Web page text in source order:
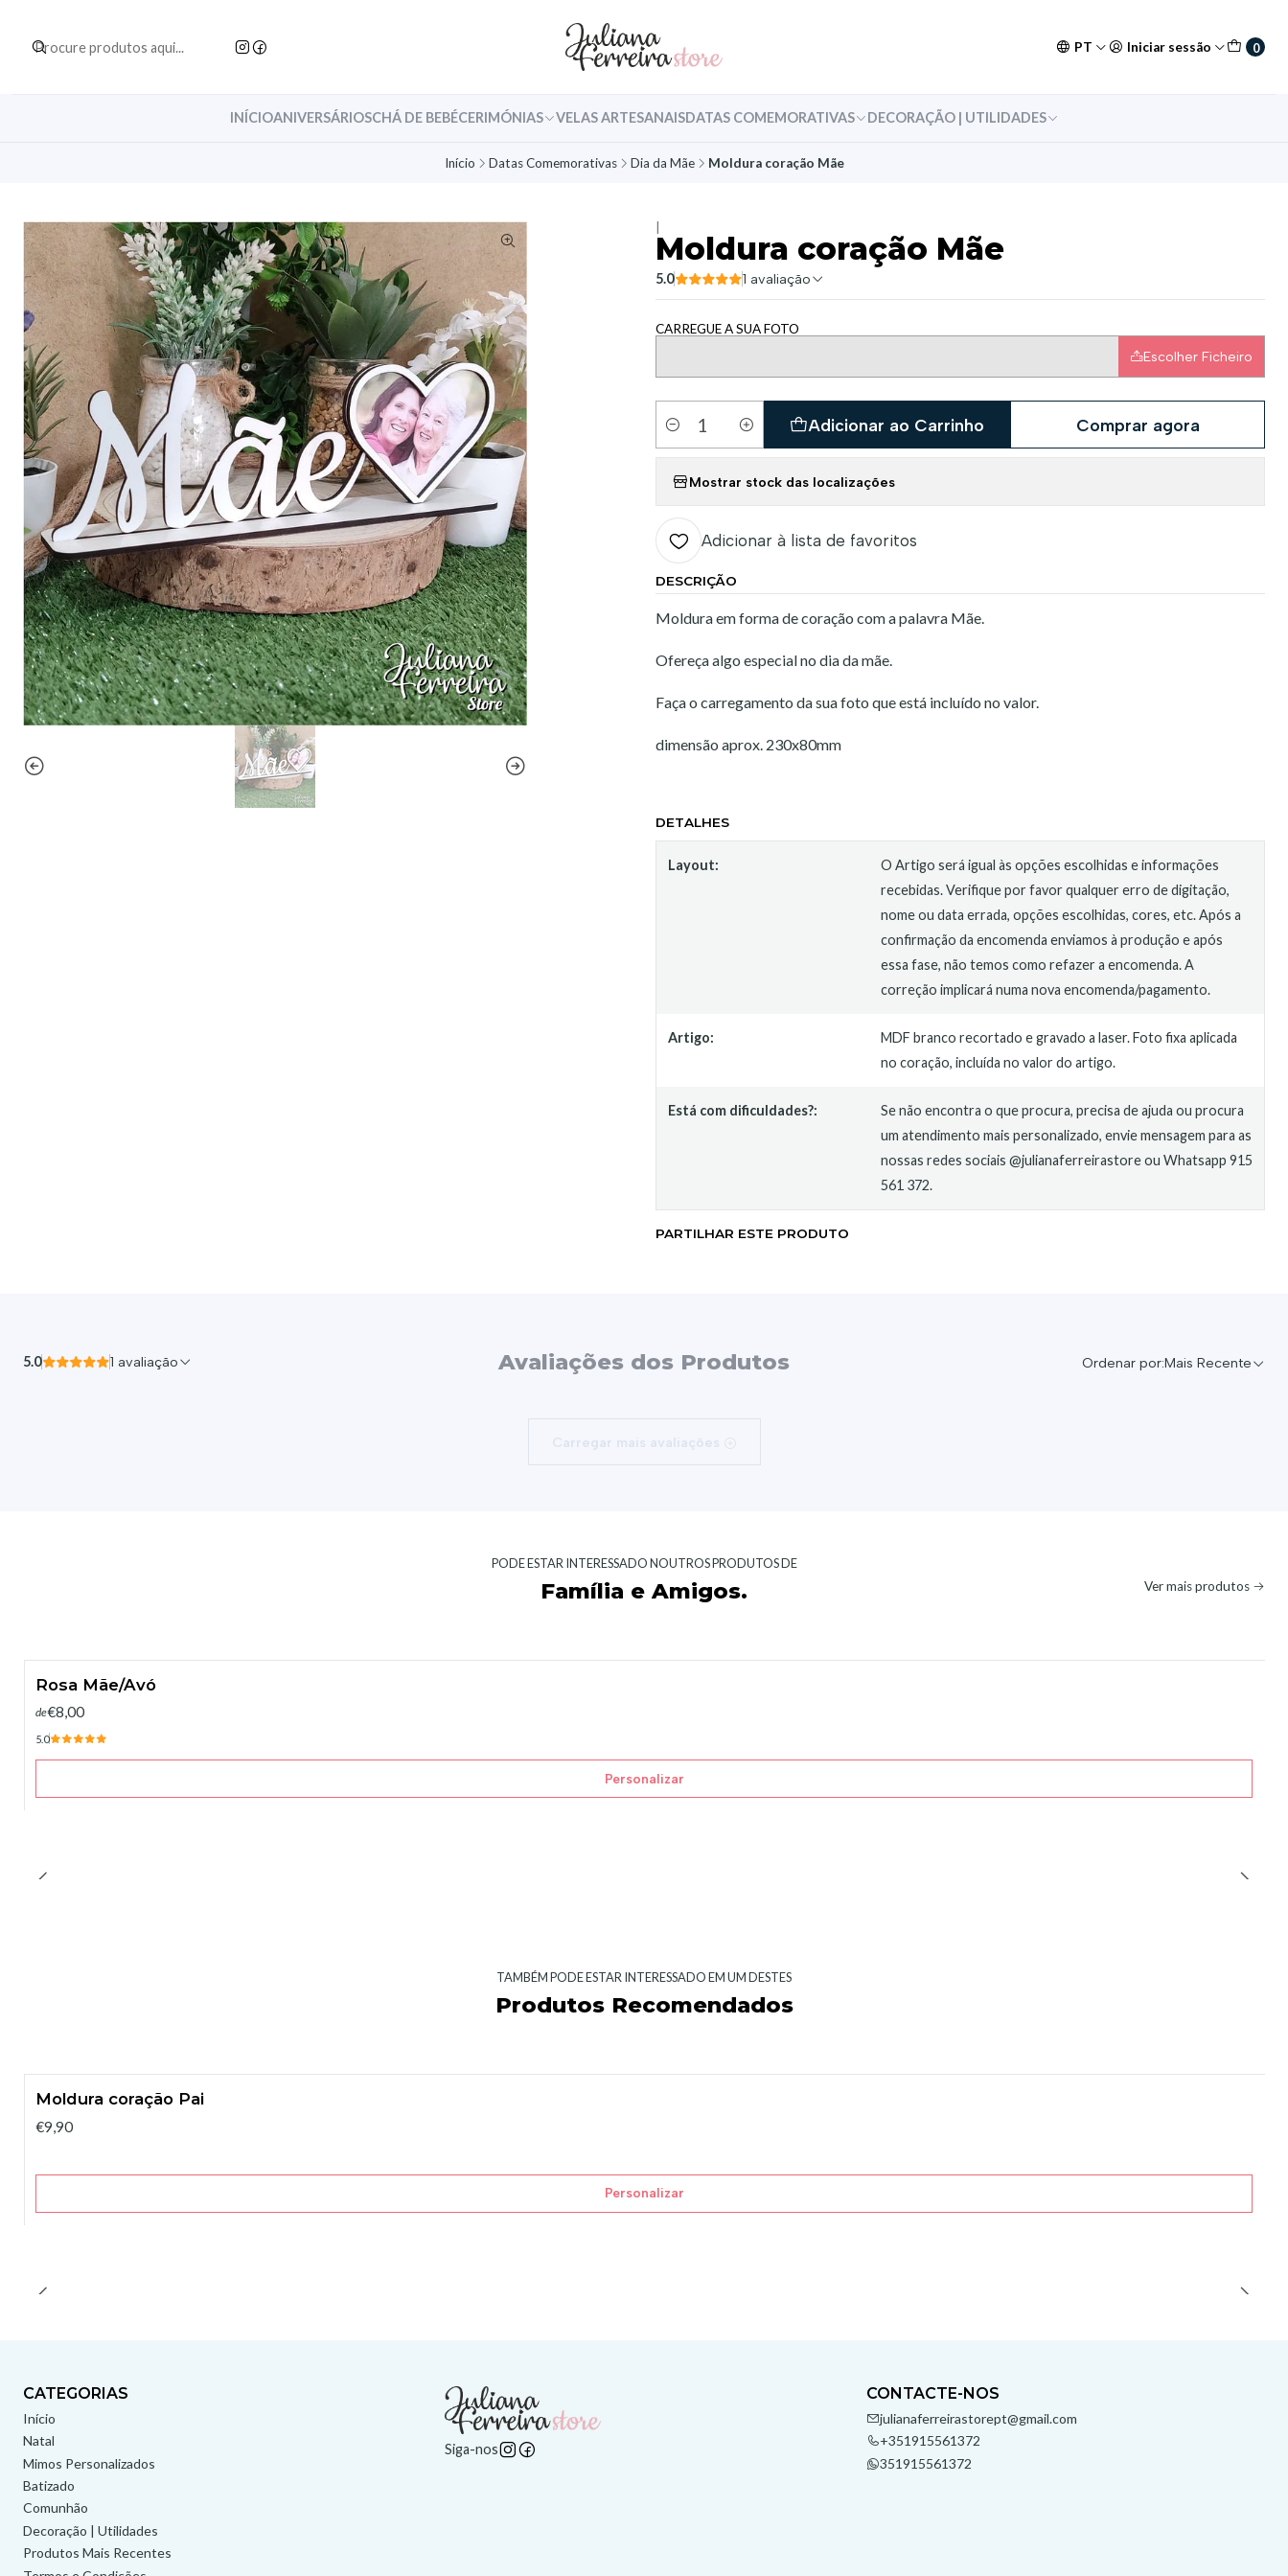
PT Iniciar sessão 0
INÍCIOANIVERSÁRIOSCHÁ DE BEBÉCERIMÓNIAS VELAS ARTESANAISDATAS COMEMORATIVAS DECORAÇÃO | UTILIDADES
Início Datas Comemorativas Dia da Mãe Moldura coração Mãe
Moldura coração Mãe
5.0 1 avaliação
CARREGUE A SUA FOTO
Escolher Ficheiro
Quantidade
Adicionar ao Carrinho Comprar agora
Mostrar stock das localizações
Adicionar à lista de favoritos
DESCRIÇÃO
Moldura em forma de coração com a palavra Mãe.
Ofereça algo especial no dia da mãe.
Faça o carregamento da sua foto que está incluído no valor.
dimensão aprox. 230x80mm
DETALHES
Layout:
O Artigo será igual às opções escolhidas e informações
recebidas. Verifique por favor qualquer erro de digitação,
nome ou data errada, opções escolhidas, cores, etc. Após a
confirmação da encomenda enviamos à produção e após
essa fase, não temos como refazer a encomenda. A
correção implicará numa nova encomenda/pagamento.
Artigo:
MDF branco recortado e gravado a laser. Foto fixa aplicada
no coração, incluída no valor do artigo.
Está com dificuldades?:
Se não encontra o que procura, precisa de ajuda ou procura
um atendimento mais personalizado, envie mensagem para as
nossas redes sociais @julianaferreirastore ou Whatsapp 915
561 372.
PARTILHAR ESTE PRODUTO
Avaliações dos Produtos
5.0 1 avaliação Ordenar por:Mais Recente
Carregar mais avaliações
PODE ESTAR INTERESSADO NOUTROS PRODUTOS DE
Família e Amigos. Ver mais produtos
Rosa Mãe/Avó
de€8,00
5.0
Personalizar
TAMBÉM PODE ESTAR INTERESSADO EM UM DESTES
Produtos Recomendados
Moldura coração Pai
€9,90
Personalizar
CATEGORIAS
Início
Natal
Mimos Personalizados
Batizado
Comunhão
Decoração | Utilidades
Produtos Mais Recentes
Siga-nos
CONTACTE-NOS
julianaferreirastorept@gmail.com
+351915561372
351915561372